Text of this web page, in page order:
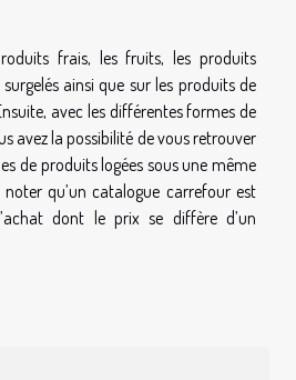
frais, les fruits, les produits
ainsi que sur les produits de
avec les différentes formes de
avez la possibilité de vous retrouver
de produits logées sous une même
qu’un catalogue carrefour est
dont le prix se diffère d’un